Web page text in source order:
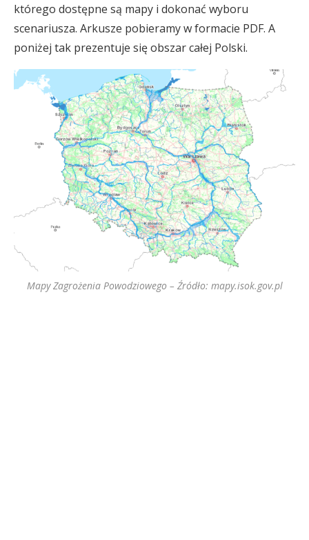
którego dostępne są mapy i dokonać wyboru
scenariusza. Arkusze pobieramy w formacie PDF. A
poniżej tak prezentuje się obszar całej Polski.
Mapy Zagrożenia Powodziowego – Źródło: mapy.isok.gov.pl